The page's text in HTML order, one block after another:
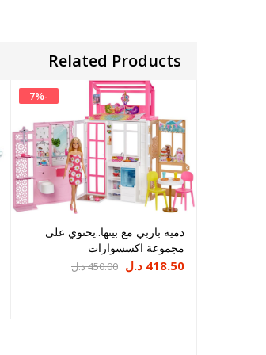
Related Products
-
7%
دمية باربي مع بيتها..يحتوي على
مجموعة اكسسوارات
450.00د.ل
السعر418.50 د.ل
السعر